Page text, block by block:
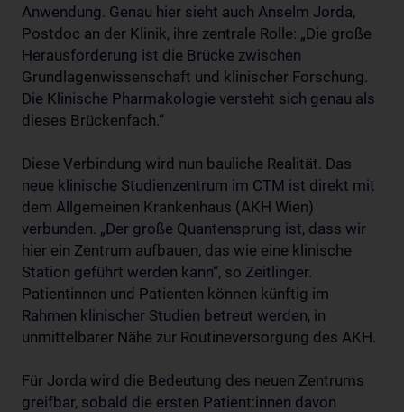
Anwendung. Genau hier sieht auch Anselm Jorda,
Postdoc an der Klinik, ihre zentrale Rolle: „Die große
Herausforderung ist die Brücke zwischen
Grundlagenwissenschaft und klinischer Forschung.
Die Klinische Pharmakologie versteht sich genau als
dieses Brückenfach.“
Diese Verbindung wird nun bauliche Realität. Das
neue klinische Studienzentrum im CTM ist direkt mit
dem Allgemeinen Krankenhaus (AKH Wien)
verbunden. „Der große Quantensprung ist, dass wir
hier ein Zentrum aufbauen, das wie eine klinische
Station geführt werden kann“, so Zeitlinger.
Patientinnen und Patienten können künftig im
Rahmen klinischer Studien betreut werden, in
unmittelbarer Nähe zur Routineversorgung des AKH.
Für Jorda wird die Bedeutung des neuen Zentrums
greifbar, sobald die ersten Patient:innen davon